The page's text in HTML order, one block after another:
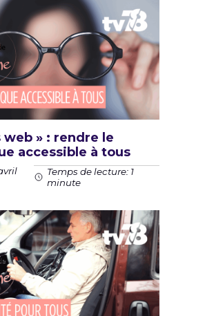
web » : rendre le
accessible à tous
Temps de lecture: 1
minute